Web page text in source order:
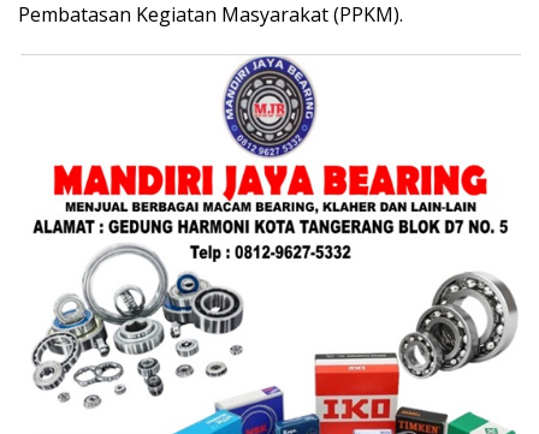
Pembatasan Kegiatan Masyarakat (PPKM).